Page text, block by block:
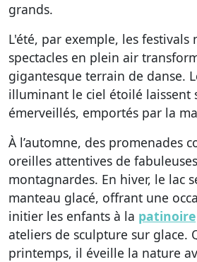
grands.
L'été, par exemple, les festivals
spectacles en plein air
gigantesque terrain de danse.
illuminant le ciel étoilé laissent
émerveillés, emportés par la
À l’automne, des promenades
oreilles attentives de
montagnardes. En hiver, le lac
manteau glacé, offrant une
initier les enfants à la patinoire
ateliers de sculpture sur glace.
printemps, il éveille la nature